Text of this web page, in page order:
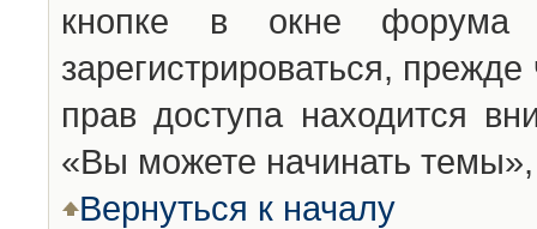
кнопке в окне
зарегистрироваться,
прав доступа находится
«Вы можете начинать
Вернуться к началу